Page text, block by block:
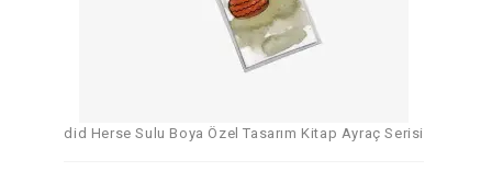
did Herse Sulu Boya Özel Tasarım Kitap Ayraç Serisi